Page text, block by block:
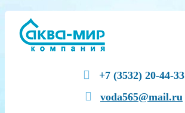
+7 (3532) 20-44-33
voda565@mail.ru